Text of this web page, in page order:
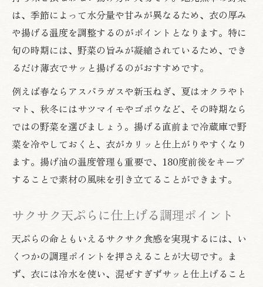
は、季節によって水分量や甘みが異なるため、衣の厚み
や揚げる温度を調整するのがポイントとなります。特に
旬の時期には、野菜の旨みが凝縮されているため、でき
るだけ薄衣でサッと揚げるのがおすすめです。
例えば春ならアスパラガスや新玉ねぎ、夏はオクラやト
マト、秋冬にはサツマイモやゴボウなど、その時期なら
ではの野菜を選びましょう。揚げる直前まで冷蔵庫で野
菜を冷やしておくと、衣がカリッと仕上がりやすくなり
ます。揚げ油の温度管理も重要で、180度前後をキープ
することで素材の風味を引き立てることができます。
サクサク天ぷらに仕上げる調理ポイント
天ぷらの命ともいえるサクサク食感を実現するには、い
くつかの調理ポイントを押さえることが大切です。ま
ず、衣には冷水を使い、混ぜすぎずサッと仕上げること